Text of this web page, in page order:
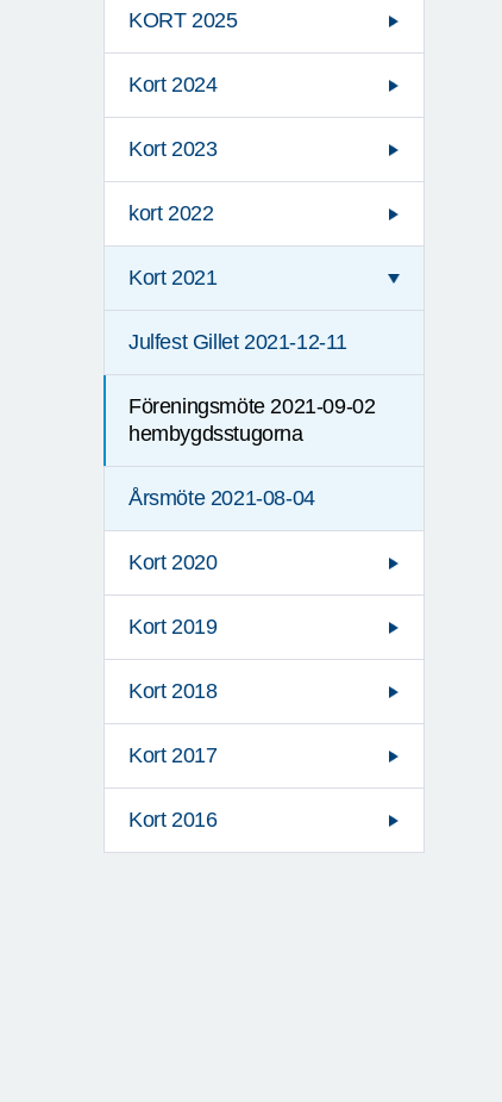
KORT 2025
Kort 2024
Kort 2023
kort 2022
Kort 2021
Julfest Gillet 2021-12-11
Föreningsmöte 2021-09-02
hembygdsstugorna
Årsmöte 2021-08-04
Kort 2020
Kort 2019
Kort 2018
Kort 2017
Kort 2016